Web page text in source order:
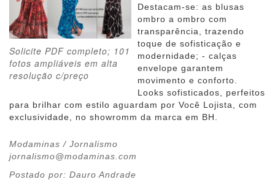
Solicite PDF completo; 101
fotos ampliáveis em alta
resolução c/preço
Destacam-se: as blusas
ombro a ombro com
transparência, trazendo
toque de sofisticação e
modernidade; - calças
envelope garantem
movimento e conforto.
Looks sofisticados, perfeitos
para brilhar com estilo aguardam por Você Lojista, com
exclusividade, no showromm da marca em BH.
Modaminas / Jornalismo
jornalismo@modaminas.com
Postado por: Dauro Andrade